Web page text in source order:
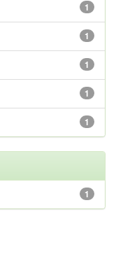
1
1
1
1
1
1